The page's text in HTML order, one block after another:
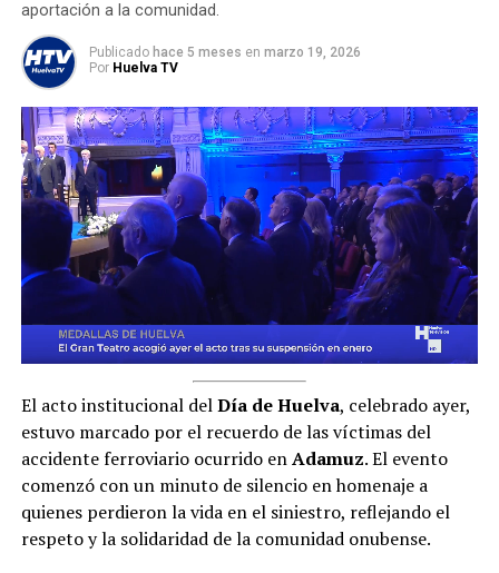
aportación a la comunidad.
Publicado hace 5 meses en marzo 19, 2026
Por Huelva TV
El acto institucional delDía de Huelva, celebrado ayer,
estuvo marcado por el recuerdo de las víctimas del
accidente ferroviario ocurrido enAdamuz. El evento
comenzó con un minuto de silencio en homenaje a
quienes perdieron la vida en el siniestro, reflejando el
respeto y la solidaridad de la comunidad onubense.